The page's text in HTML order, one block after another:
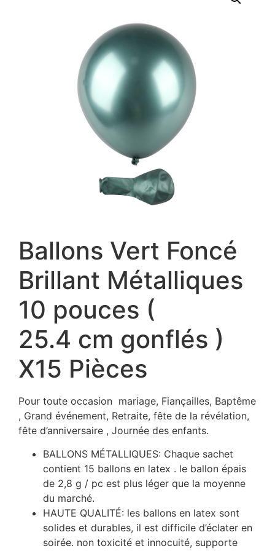
Ballons Vert Foncé
Brillant Métalliques
10 pouces (
25.4 cm gonflés )
X15 Pièces
Pour toute occasion mariage, Fiançailles, Baptême
, Grand événement, Retraite, fête de la révélation,
fête d’anniversaire , Journée des enfants.
BALLONS MÉTALLIQUES: Chaque sachet
contient 15 ballons en latex . le ballon épais
de 2,8 g / pc est plus léger que la moyenne
du marché.
HAUTE QUALITÉ: les ballons en latex sont
solides et durables, il est difficile d’éclater en
soirée. non toxicité et innocuité, supporte